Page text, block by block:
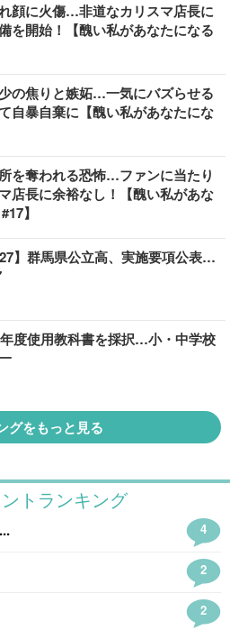
顔に火傷…非道なカリスマ店長に
を開始！【醜い私があなたになる
の焦りと嫉妬…一気にバズらせる
自暴自棄に【醜い私があなたにな
を奪われる恐怖…ファンに当たり
店長に余裕なし！【醜い私があな
】
】群馬県公立高、実施要項公表…
度使用教科書を採択…小・中学校
グをもっと見る